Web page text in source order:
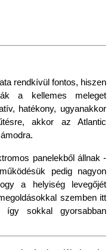
rendkívül fontos, hiszen
a kellemes meleget
hatékony, ugyanakkor
akkor az Atlantic
panelekből állnak -
pedig nagyon
a helyiség levegőjét
szemben itt
így sokkal gyorsabban